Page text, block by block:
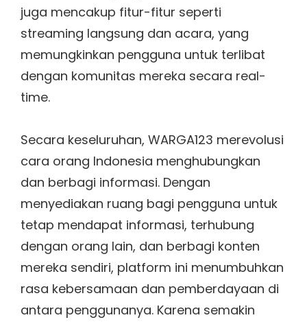
juga mencakup fitur-fitur seperti
streaming langsung dan acara, yang
memungkinkan pengguna untuk terlibat
dengan komunitas mereka secara real-
time.
Secara keseluruhan, WARGA123 merevolusi
cara orang Indonesia menghubungkan
dan berbagi informasi. Dengan
menyediakan ruang bagi pengguna untuk
tetap mendapat informasi, terhubung
dengan orang lain, dan berbagi konten
mereka sendiri, platform ini menumbuhkan
rasa kebersamaan dan pemberdayaan di
antara penggunanya. Karena semakin